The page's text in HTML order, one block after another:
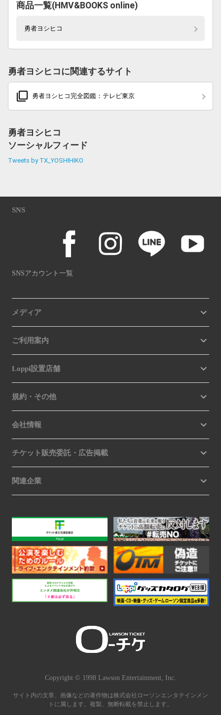
商品一覧(HMV&BOOKS online)
勇者ヨシヒコ
勇者ヨシヒコに関連するサイト
filter_none 勇者ヨシヒコ完全図鑑：テレビ東京
勇者ヨシヒコ
ソーシャルフィード
Tweets by TX_YOSHIHIKO
SNS
SNSアカウント一覧
メディア
ご利用案内
Loppi設置店舗
規約・その他
会社情報
チケット販売委託・広告掲載
関連企業
サイト内の文章、画像などの著作物は株式会社ローソンエンタテインメン
トに属します。複製、無断転載を禁止します。
Copyright © 1998 Lawson Entertainment, Inc.